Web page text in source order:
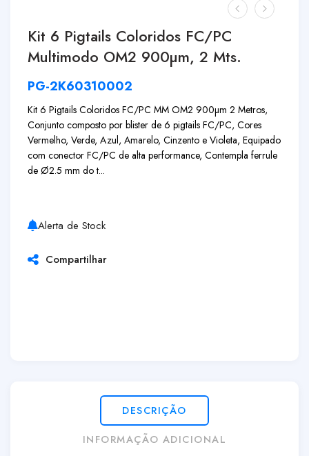
Kit 6 Pigtails Coloridos FC/PC
Multimodo OM2 900µm, 2 Mts.
PG-2K60310002
Kit 6 Pigtails Coloridos FC/PC MM OM2 900µm 2 Metros,
Conjunto composto por blister de 6 pigtails FC/PC, Cores
Vermelho, Verde, Azul, Amarelo, Cinzento e Violeta, Equipado
com conector FC/PC de alta performance, Contempla ferrule
de Ø2.5 mm do t...
Alerta de Stock
Compartilhar
DESCRIÇÃO
INFORMAÇÃO ADICIONAL